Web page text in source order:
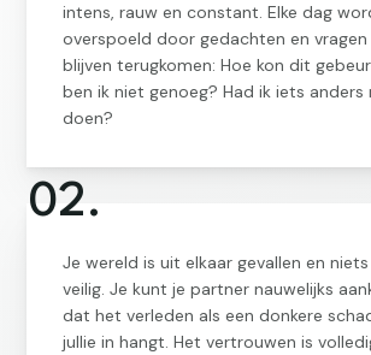
intens, rauw en constant. Elke dag
overspoeld door gedachten en
blijven terugkomen: Hoe kon dit
ben ik niet genoeg? Had ik iets anders
doen?
02.
Je wereld is uit elkaar gevallen en
veilig. Je kunt je partner nauwelijks
dat het verleden als een donkere
jullie in hangt. Het vertrouwen is